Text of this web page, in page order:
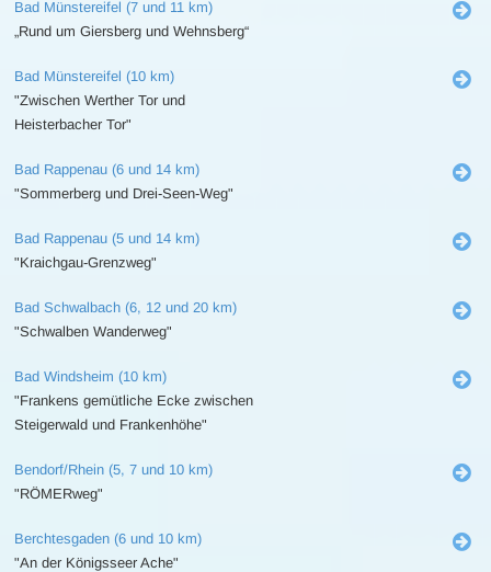
Bad Münstereifel (7 und 11 km)
„Rund um Giersberg und Wehnsberg“
Bad Münstereifel (10 km)
"Zwischen Werther Tor und
Heisterbacher Tor"
Bad Rappenau (6 und 14 km)
"Sommerberg und Drei-Seen-Weg"
Bad Rappenau (5 und 14 km)
"Kraichgau-Grenzweg"
Bad Schwalbach (6, 12 und 20 km)
"Schwalben Wanderweg"
Bad Windsheim (10 km)
"Frankens gemütliche Ecke zwischen
Steigerwald und Frankenhöhe"
Bendorf/Rhein (5, 7 und 10 km)
"RÖMERweg"
Berchtesgaden (6 und 10 km)
"An der Königsseer Ache"